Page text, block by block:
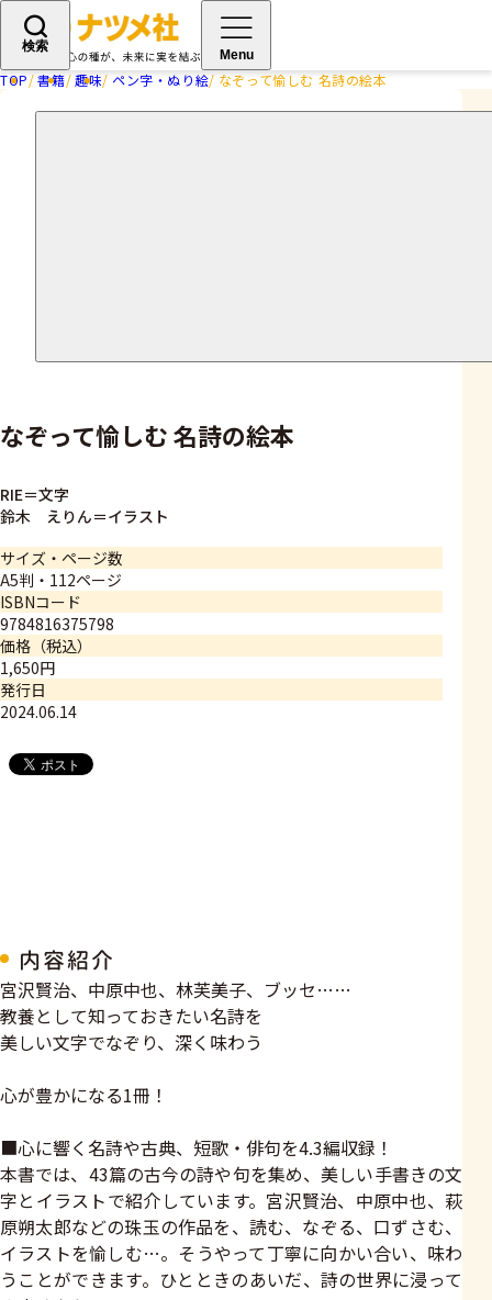
検索
Menu
TOP 書籍 趣味 ペン字・ぬり絵 なぞって愉しむ 名詩の絵本
なぞって愉しむ 名詩の絵本
RIE＝文字
鈴木 えりん＝イラスト
サイズ・ページ数
A5判・112ページ
ISBNコード
9784816375798
価格（税込）
1,650円
発行日
2024.06.14
内容紹介
宮沢賢治、中原中也、林芙美子、ブッセ……
教養として知っておきたい名詩を
美しい文字でなぞり、深く味わう
心が豊かになる1冊！
■心に響く名詩や古典、短歌・俳句を4.3編収録！
本書では、43篇の古今の詩や句を集め、美しい手書きの文
字とイラストで紹介しています。宮沢賢治、中原中也、萩
原朔太郎などの珠玉の作品を、読む、なぞる、口ずさむ、
イラストを愉しむ…。そうやって丁寧に向かい合い、味わ
うことができます。ひとときのあいだ、詩の世界に浸って